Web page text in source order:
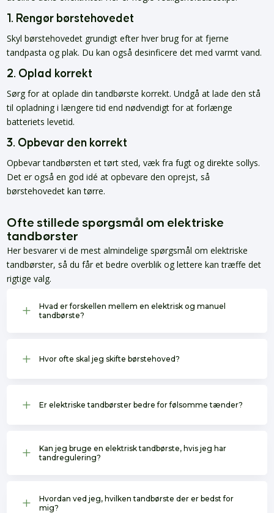
1. Rengør børstehovedet
Skyl børstehovedet grundigt efter hver brug for at fjerne
tandpasta og plak. Du kan også desinficere det med varmt vand.
2. Oplad korrekt
Sørg for at oplade din tandbørste korrekt. Undgå at lade den stå
til opladning i længere tid end nødvendigt for at forlænge
batteriets levetid.
3. Opbevar den korrekt
Opbevar tandbørsten et tørt sted, væk fra fugt og direkte sollys.
Det er også en god idé at opbevare den oprejst, så
børstehovedet kan tørre.
Ofte stillede spørgsmål om elektriske
tandbørster
Her besvarer vi de mest almindelige spørgsmål om elektriske
tandbørster, så du får et bedre overblik og lettere kan træffe det
rigtige valg.
L
Hvad er forskellen mellem en elektrisk og manuel
tandbørste?
L Hvor ofte skal jeg skifte børstehoved?
L Er elektriske tandbørster bedre for følsomme tænder?
L
Kan jeg bruge en elektrisk tandbørste, hvis jeg har
tandregulering?
L
Hvordan ved jeg, hvilken tandbørste der er bedst for
mig?